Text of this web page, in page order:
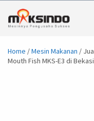
Home /Mesin Makanan /
Mouth Fish MKS-E3 di Bekasi